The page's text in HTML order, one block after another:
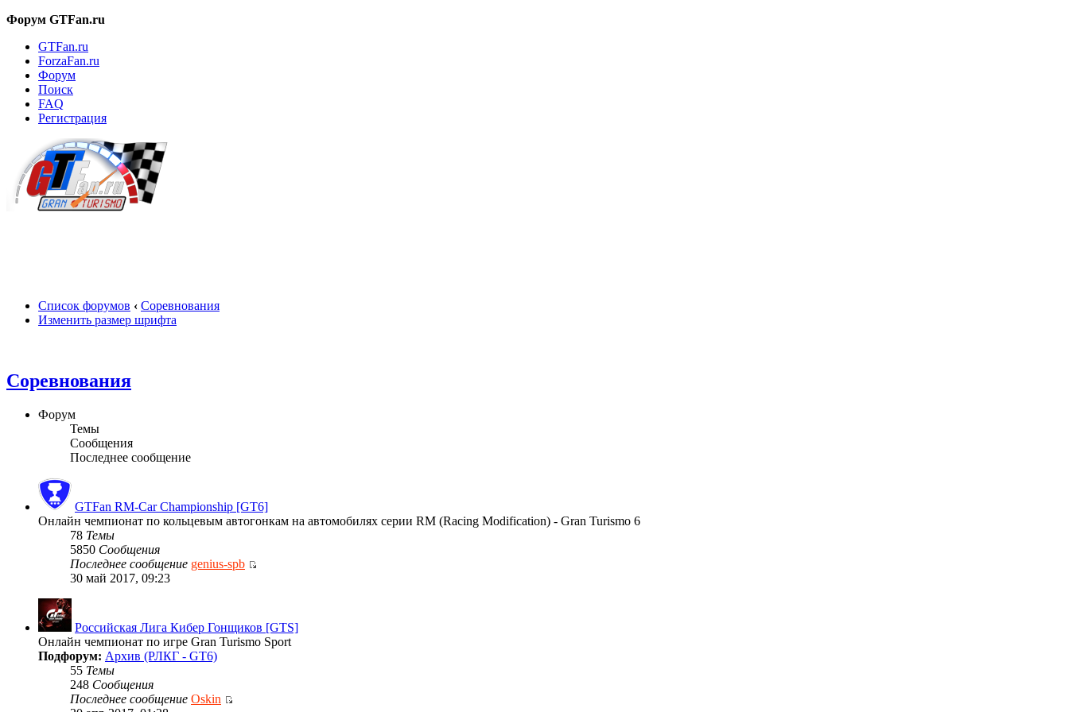
Форум GTFan.ru
GTFan.ru
ForzaFan.ru
Форум
Поиск
FAQ
Регистрация
Список форумов ‹ Соревнования
Изменить размер шрифта
Соревнования
Форум
Темы
Сообщения
Последнее сообщение
GTFan RM-Car Championship [GT6]
Онлайн чемпионат по кольцевым автогонкам на автомобилях серии RM (Racing Modification) - Gran Turismo 6
78 Темы
5850 Сообщения
Последнее сообщение genius-spb
30 май 2017, 09:23
Российская Лига Кибер Гонщиков [GTS]
Онлайн чемпионат по игре Gran Turismo Sport
Подфорум: Архив (РЛКГ - GT6)
55 Темы
248 Сообщения
Последнее сообщение Oskin